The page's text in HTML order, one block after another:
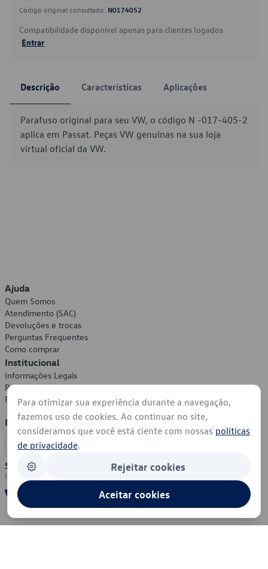
Código original consultado: N0174052
Compatibilidade disponível apenas para clientes logados.
Entrar
Descrição Características Aplicações
Parafuso original para seu VW, o código N -017-405-2
aplica em Passat. Peças VW genuínas na sua loja
virtual oficial da VW.
Ajuda
Quem Somos
Atendimento (SAC)
Devoluções e trocas
Perguntas Frequentes
Como comprar
Institucional
Informações Legais
Política de Privacidade
Política de Cookies
Formas de Pagamento
Segurança
Para otimizar sua experiência durante a navegação,
fazemos uso de cookies. Ao continuar no site,
consideramos que você está ciente com nossas políticas
de privacidade.
Rejeitar cookies
Aceitar cookies